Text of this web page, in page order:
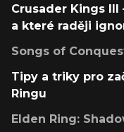
Crusader Kings
a které raději
Songs of
Tipy a triky pro
Ringu
Elden Ring: